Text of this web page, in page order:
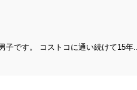
です。 コストコに通い続けて15年...